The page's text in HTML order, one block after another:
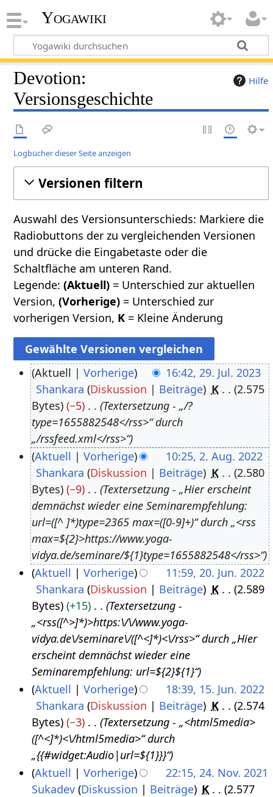
Yogawiki
Hilfe
Devotion:
Versionsgeschichte
Logbücher dieser Seite anzeigen
Versionen filtern
Auswahl des Versionsunterschieds: Markiere die
Radiobuttons der zu vergleichenden Versionen
und drücke die Eingabetaste oder die
Schaltfläche am unteren Rand.
Legende:(Aktuell) = Unterschied zur aktuellen
Version,(Vorherige) = Unterschied zur
vorherigen Version, K = Kleine Änderung
u
Aktuell Vorherige
16:42, 29. Jul. 2023
Shankara Diskussion Beiträge K
2.575
Bytes
−5
Textersetzung - „/?
type=1655882548</rss>“ durch
„/rssfeed.xml</rss>“
s
Aktuell Vorherige
10:25, 2. Aug. 2022
Shankara Diskussion Beiträge K
2.580
Bytes
−9
Textersetzung - „Hier erscheint
demnächst wieder eine Seminarempfehlung:
url=([^ ]*)type=2365 max=([0-9]+)“ durch „<rss
max=${2}>https://www.yoga-
vidya.de/seminare/${1}type=1655882548</rss>“
Aktuell Vorherige
11:59, 20. Jun. 2022
Shankara Diskussion Beiträge K
2.589
Bytes
+15
Textersetzung -
„<rss([^>]*)>https:\/\/www.yoga-
vidya.de\/seminare\/([^<]*)<\/rss>“ durch „Hier
erscheint demnächst wieder eine
Seminarempfehlung: url=${2}${1}“
u
Aktuell Vorherige
18:39, 15. Jun. 2022
Shankara Diskussion Beiträge K
2.574
Bytes
−3
Textersetzung - „<html5media>
([^<]*)<\/html5media>“ durch
„{{#widget:Audio|url=${1}}}“
Aktuell Vorherige
22:15, 24. Nov. 2021
Sukadev Diskussion Beiträge K
2.577